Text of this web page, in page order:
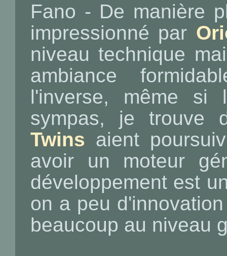
Fano - De manière
impressionné par
niveau technique
ambiance
l'inverse, même si
sympas, je trouve
Twins aient
avoir un moteur
développement est
on a peu
beaucoup au niveau